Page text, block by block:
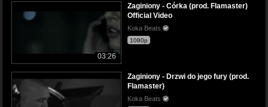
03:26
Zaginiony - Córka (prod. Flamaster)
Official Video
Koka Beats
1080p
Zaginiony - Drzwi do jego fury (prod.
Flamaster)
Koka Beats